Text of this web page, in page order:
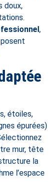
doux,
,
étoiles,
épurées)
mur, tête
la
l’espace